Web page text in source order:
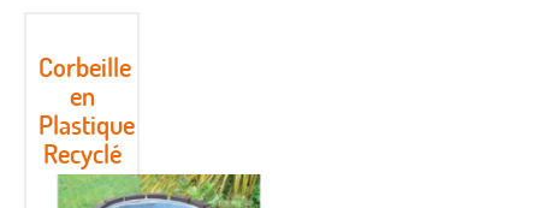
Corbeille
en
Plastique
Recyclé